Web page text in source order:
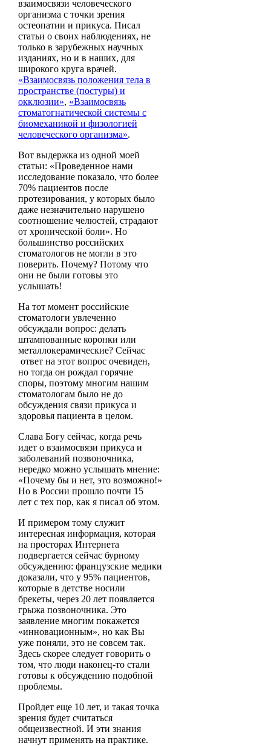
взаимосвязи человеческого
организма с точки зрения
остеопатии и прикуса. Писал
статьи о своих наблюдениях, не
только в зарубежных научных
изданиях, но и в наших, для
широкого круга врачей.
«Взаимосвязь положения тела в
пространстве (постуры) и
окклюзии», «Взаимосвязь
стоматогнатической системы с
биомеханикой и физологией
человеческого организма».
Вот выдержка из одной моей
статьи: «Проведенное нами
исследование показало, что более
70% пациентов после
протезирования, у которых было
даже незначительно нарушено
соотношение челюстей, страдают
от хронической боли». Но
большинство российских
стоматологов не могли в это
поверить. Почему? Потому что
они не были готовы это
услышать!
На тот момент российские
стоматологи увлеченно
обсуждали вопрос: делать
штампованные коронки или
металлокерамические? Сейчас
ответ на этот вопрос очевиден,
но тогда он рождал горячие
споры, поэтому многим нашим
стоматологам было не до
обсуждения связи прикуса и
здоровья пациента в целом.
Слава Богу сейчас, когда речь
идет о взаимосвязи прикуса и
заболеваний позвоночника,
нередко можно услышать мнение:
«Почему бы и нет, это возможно!»
Но в России прошло почти 15
лет с тех пор, как я писал об этом.
И примером тому служит
интересная информация, которая
на просторах Интернета
подвергается сейчас бурному
обсуждению: французские медики
доказали, что у 95% пациентов,
которые в детстве носили
брекеты, через 20 лет появляется
грыжа позвоночника. Это
заявление многим покажется
«инновационным», но как Вы
уже поняли, это не совсем так.
Здесь скорее следует говорить о
том, что люди наконец-то стали
готовы к обсуждению подобной
проблемы.
Пройдет еще 10 лет, и такая точка
зрения будет считаться
общеизвестной. И эти знания
начнут применять на практике.